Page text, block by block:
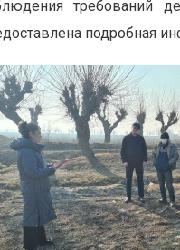
требований
подробная